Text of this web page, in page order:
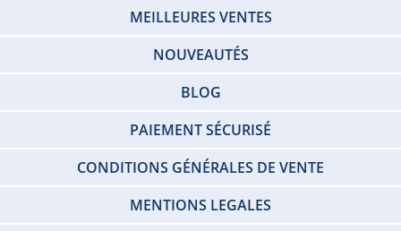
MEILLEURES VENTES
NOUVEAUTÉS
BLOG
PAIEMENT SÉCURISÉ
CONDITIONS GÉNÉRALES DE VENTE
MENTIONS LEGALES